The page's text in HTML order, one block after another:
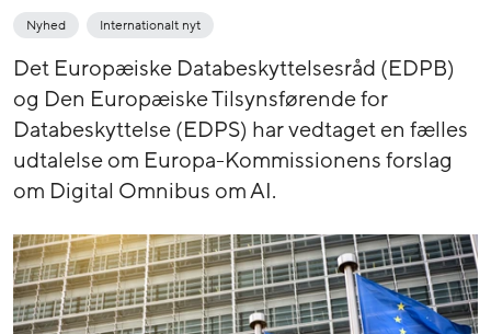
Nyhed Internationalt nyt
Det Europæiske Databeskyttelsesråd (EDPB)
og Den Europæiske Tilsynsførende for
Databeskyttelse (EDPS) har vedtaget en fælles
udtalelse om Europa-Kommissionens forslag
om Digital Omnibus om AI.